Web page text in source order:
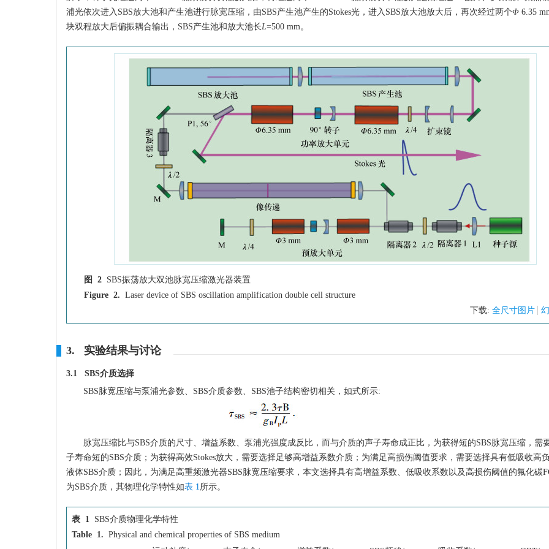
浦光依次进入SBS放大池和产生池进行脉宽压缩，由SBS产生池产生的Stokes光，进入SBS放大池放大后，再次经过两个Φ 6.35
块双程放大后偏振耦合输出，SBS产生池和放大池长L=500 mm。
图 2 SBS振荡放大双池脉宽压缩激光器装置
Figure 2. Laser device of SBS oscillation amplification double cell structure
下载: 全尺寸图片
3. 实验结果与讨论
3.1 SBS介质选择
SBS脉宽压缩与泵浦光参数、SBS介质参数、SBS池子结构密切相关，如式所示:
脉宽压缩比与SBS介质的尺寸、增益系数、泵浦光强度成反比，而与介质的声子寿命成正比，为获得短的SBS脉宽压缩，需
子寿命短的SBS介质；为获得高效Stokes放大，需要选择足够高增益系数介质；为满足高损伤阈值要求，需要选择具有低吸收高
液体SBS介质；因此，为满足高重频激光器SBS脉宽压缩要求，本文选择具有高增益系数、低吸收系数以及高损伤阈值的氟化碳
为SBS介质，其物理化学特性如表 1所示。
表 1 SBS介质物理化学特性
Table 1. Physical and chemical properties of SBS medium